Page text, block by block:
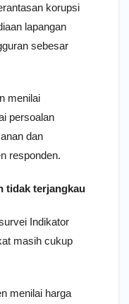
korupsi
lapangan
sebesar
menilai
persoalan
dan
responden.
tidak terjangkau
Indikator
masih cukup
menilai harga